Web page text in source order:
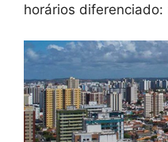
horários